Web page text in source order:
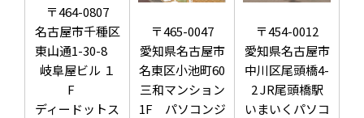
〒464-0807
名古屋市千種区
東山通1-30-8
岐阜屋ビル １
F
ディードットス
〒465-0047
愛知県名古屋市
名東区小池町60
三和マンション
1F パソコンジ
〒454-0012
愛知県名古屋市
中川区尾頭橋4-
2 JR尾頭橋駅
いまいくパソコ